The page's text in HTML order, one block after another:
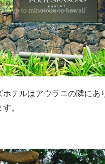
ホテルはアウラニの隣にあ
。